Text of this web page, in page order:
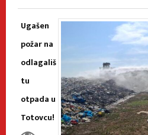
Ugašen
požar na
odlagališ
tu
otpada u
Totovcu!